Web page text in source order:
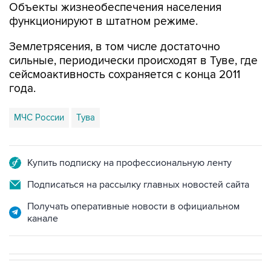
Объекты жизнеобеспечения населения
функционируют в штатном режиме.
Землетрясения, в том числе достаточно
сильные, периодически происходят в Туве, где
сейсмоактивность сохраняется с конца 2011
года.
МЧС России Тува
Купить подписку на профессиональную ленту
Подписаться на рассылку главных новостей сайта
Получать оперативные новости в официальном
канале